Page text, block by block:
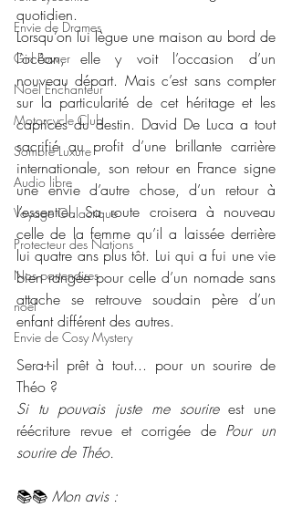
Envie de Drames
Girl Power
Noël Enchanteur
Motorcycle Club
Sombre Luxure
Audio libre
Voyage Galactique
Protecteur des Nations
Nos partenaires
noêl
Envie de Cosy Mystery
quotidien.
Lorsqu’on lui lègue une maison au bord de
l’océan, elle y voit l’occasion d’un
nouveau départ. Mais c’est sans compter
sur la particularité de cet héritage et les
caprices du destin. David De Luca a tout
sacrifié au profit d’une brillante carrière
internationale, son retour en France signe
une envie d’autre chose, d’un retour à
l’essentiel. Sa route croisera à nouveau
celle de la femme qu’il a laissée derrière
lui quatre ans plus tôt. Lui qui a fui une vie
bien rangée pour celle d’un nomade sans
attache se retrouve soudain père d’un
enfant différent des autres.
Sera-t-il prêt à tout... pour un sourire de
Théo ?
Si tu pouvais juste me sourire est une
réécriture revue et corrigée de Pour un
sourire de Théo.
📚📚 Mon avis :